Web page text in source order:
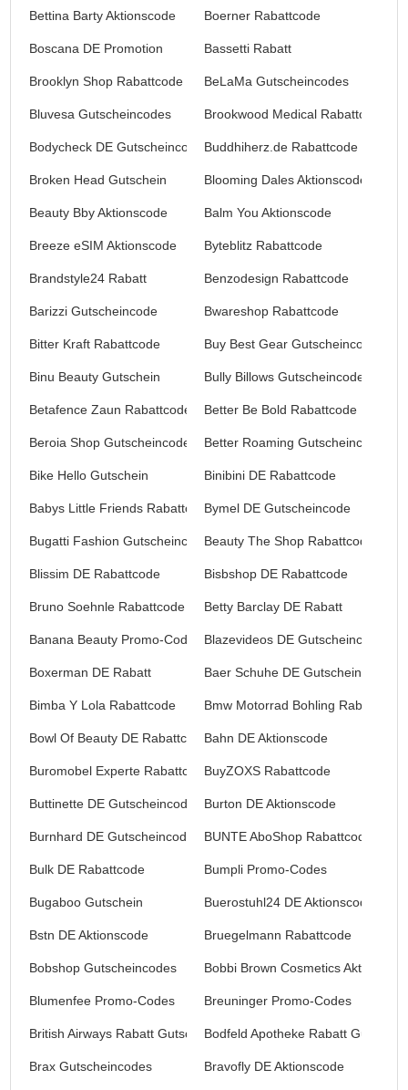
Bettina Barty Aktionscode Boerner Rabattcode
Boscana DE Promotion Bassetti Rabatt
Brooklyn Shop Rabattcode BeLaMa Gutscheincodes
Bluvesa Gutscheincodes Brookwood Medical Rabattcode
Bodycheck DE GutscheincodesBuddhiherz.de Rabattcode
Broken Head Gutschein Blooming Dales Aktionscodes
Beauty Bby Aktionscode Balm You Aktionscode
Breeze eSIM Aktionscode Byteblitz Rabattcode
Brandstyle24 Rabatt Benzodesign Rabattcode
Barizzi Gutscheincode Bwareshop Rabattcode
Bitter Kraft Rabattcode Buy Best Gear Gutscheincode
Binu Beauty Gutschein Bully Billows Gutscheincode
Betafence Zaun Rabattcode Better Be Bold Rabattcode
Beroia Shop Gutscheincode Better Roaming Gutscheincode
Bike Hello Gutschein Binibini DE Rabattcode
Babys Little Friends RabattcodeBymel DE Gutscheincode
Bugatti Fashion GutscheincodeBeauty The Shop Rabattcode
Blissim DE Rabattcode Bisbshop DE Rabattcode
Bruno Soehnle Rabattcode Betty Barclay DE Rabatt
Banana Beauty Promo-Codes Blazevideos DE Gutscheincode
Boxerman DE Rabatt Baer Schuhe DE Gutscheincode
Bimba Y Lola Rabattcode Bmw Motorrad Bohling Rabattcode
Bowl Of Beauty DE RabattcodeBahn DE Aktionscode
Buromobel Experte RabattcodeBuyZOXS Rabattcode
Buttinette DE Gutscheincode Burton DE Aktionscode
Burnhard DE Gutscheincode BUNTE AboShop Rabattcode
Bulk DE Rabattcode Bumpli Promo-Codes
Bugaboo Gutschein Buerostuhl24 DE Aktionscode
Bstn DE Aktionscode Bruegelmann Rabattcode
Bobshop Gutscheincodes Bobbi Brown Cosmetics
Blumenfee Promo-Codes Breuninger Promo-Codes
British Airways Rabatt GutscheinBodfeld Apotheke Rabatt Gutschein
Brax Gutscheincodes Bravofly DE Aktionscode